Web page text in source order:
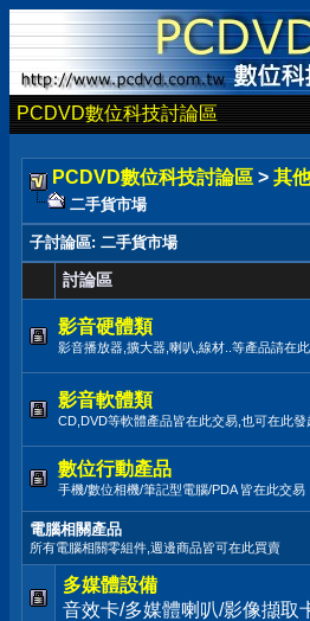
PCDVD數位科技討論區
PCDVD數位科技討論區 > 其
二手貨市場
子討論區: 二手貨市場
討論區
影音硬體類
影音播放器,擴大器,喇叭,線材..等產品請在
影音軟體類
CD,DVD等軟體產品皆在此交易,也可在此
數位行動產品
手機/數位相機/筆記型電腦/PDA 皆在此交易
電腦相關產品
所有電腦相關零組件,週邊商品皆可在此買賣
多媒體設備
音效卡/多媒體喇叭/影像擷取